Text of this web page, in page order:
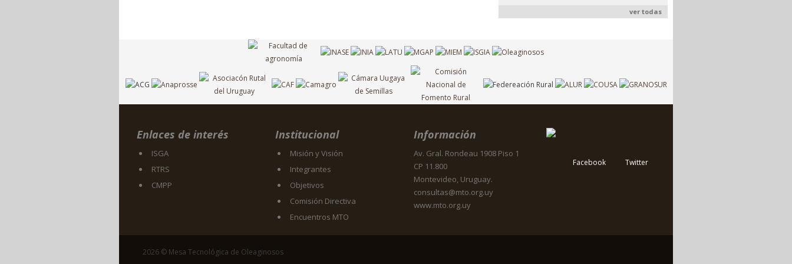
ver todas
Enlaces de interés
ISGA
RTRS
CMPP
Institucional
Misión y Visión
Integrantes
Objetivos
Comisión Directiva
Encuentros MTO
Información
Av. Gral. Rondeau 1908 Piso 1
CP 11.800
Montevideo, Uruguay.
consultas@mto.org.uy
www.mto.org.uy
Facebook Twitter
2026 © Mesa Tecnológica de Oleaginosos